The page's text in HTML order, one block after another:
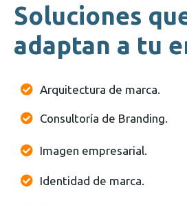
Soluciones
adaptan a tu
Arquitectura de marca.
Consultoría de Branding.
Imagen empresarial.
Identidad de marca.